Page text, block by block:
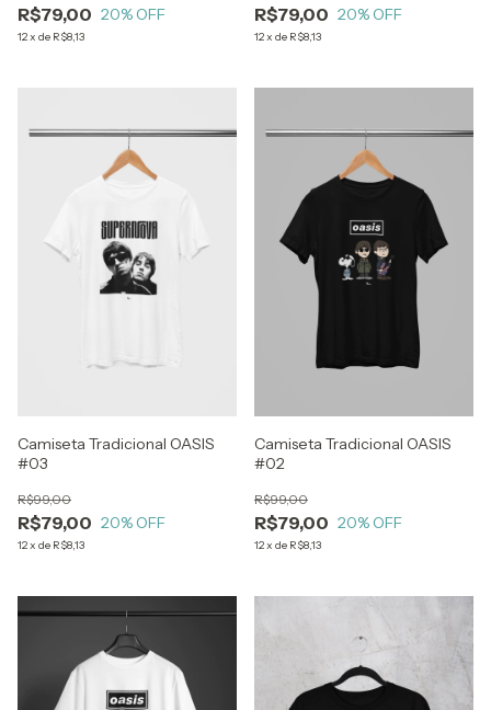
R$79,00 20% OFF
12x de R$8,13
R$79,00 20% OFF
12x de R$8,13
Camiseta Tradicional OASIS
#03
R$79,00
R$99,00
20% OFF
12x de R$8,13
Camiseta Tradicional OASIS
#02
R$79,00
R$99,00
20% OFF
12x de R$8,13